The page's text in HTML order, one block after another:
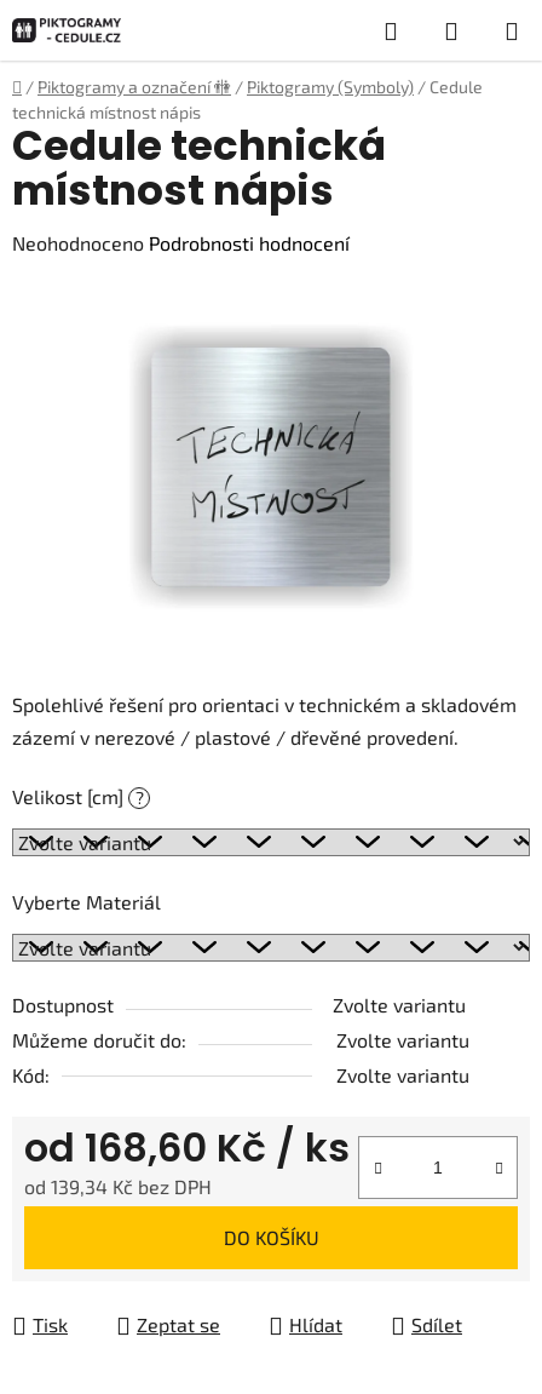
na
obsah
Hledat
KOŠÍK
Domů
/ Piktogramy a označení 🚻 / Piktogramy (Symboly) / Cedule
technická místnost nápis
Spolehlivé řešení pro orientaci v technickém a skladovém
zázemí v nerezové / plastové / dřevěné provedení.
Velikost [cm] ?
Vyberte Materiál
Dostupnost
Zvolte variantu
Můžeme doručit do:
Zvolte variantu
Kód:
Zvolte variantu
od 168,60 Kč / ks
od 139,34 Kč bez DPH
DO KOŠÍKU
Tisk Zeptat se Hlídat Sdílet
Cedule technická
místnost nápis
Průměrné
Neohodnoceno Podrobnosti hodnocení